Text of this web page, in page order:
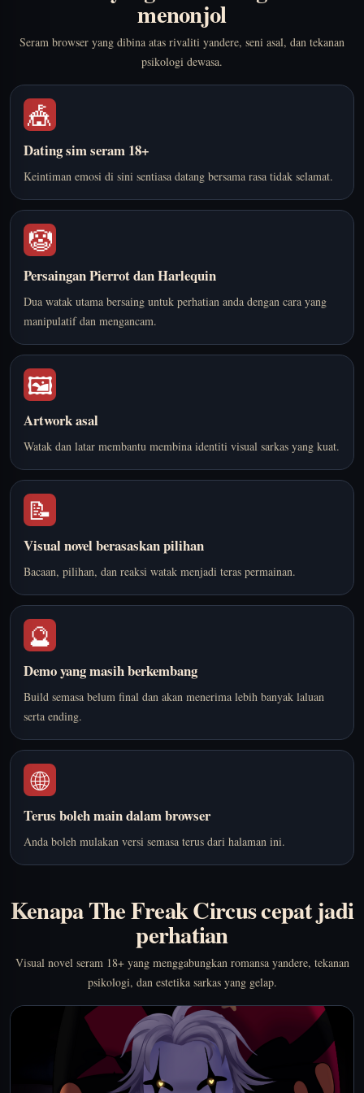
menonjol
Seram browser yang dibina atas rivaliti yandere, seni asal, dan tekanan
psikologi dewasa.
🎪
Dating sim seram 18+
Keintiman emosi di sini sentiasa datang bersama rasa tidak selamat.
🤡
Persaingan Pierrot dan Harlequin
Dua watak utama bersaing untuk perhatian anda dengan cara yang
manipulatif dan mengancam.
🖼️
Artwork asal
Watak dan latar membantu membina identiti visual sarkas yang kuat.
📝
Visual novel berasaskan pilihan
Bacaan, pilihan, dan reaksi watak menjadi teras permainan.
🔮
Demo yang masih berkembang
Build semasa belum final dan akan menerima lebih banyak laluan
serta ending.
🌐
Terus boleh main dalam browser
Anda boleh mulakan versi semasa terus dari halaman ini.
Kenapa The Freak Circus cepat jadi
perhatian
Visual novel seram 18+ yang menggabungkan romansa yandere, tekanan
psikologi, dan estetika sarkas yang gelap.